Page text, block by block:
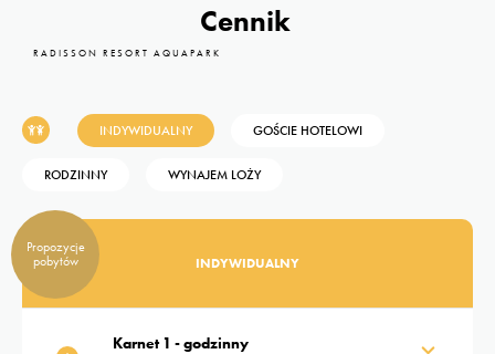
Cennik
RADISSON RESORT AQUAPARK
INDYWIDUALNY GOŚCIE HOTELOWI
RODZINNY WYNAJEM LOŻY
INDYWIDUALNY
Karnet 1 - godzinny
Propozycje
pobytów